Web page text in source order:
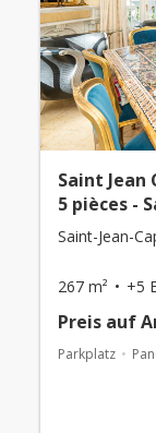
Saint Jean
5 pièces -
Saint-Jean-
267 m² +5
Preis auf
Parkplatz